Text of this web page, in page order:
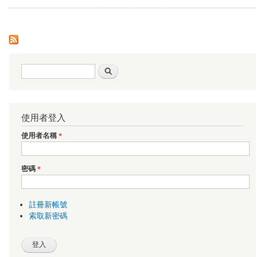
搜尋表單
使用者登入
使用者名稱*
密碼*
註冊新帳號
索取新密碼